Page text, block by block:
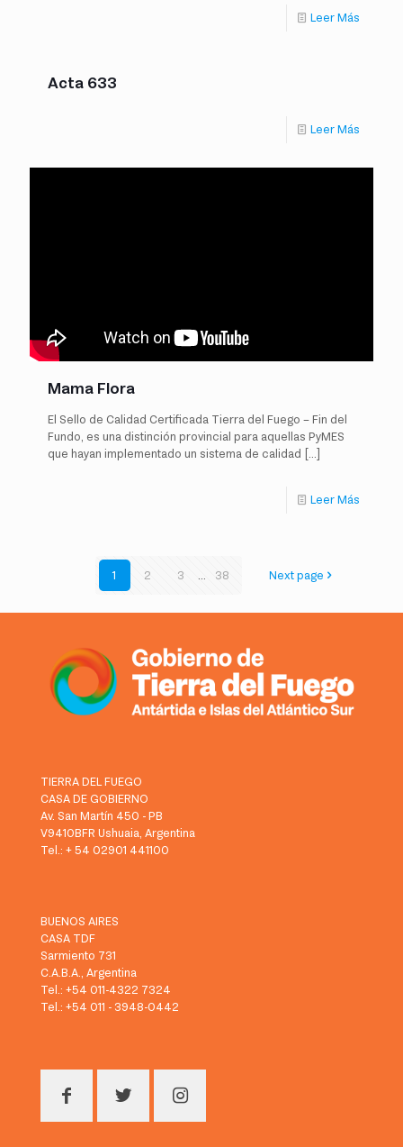
Leer Más
Acta 633
Leer Más
Mama Flora
El Sello de Calidad Certificada Tierra del Fuego – Fin del
Fundo, es una distinción provincial para aquellas PyMES
que hayan implementado un sistema de calidad
Leer Más
1 2 3 38 Next page
TIERRA DEL FUEGO
CASA DE GOBIERNO
Av. San Martín 450 - PB
V9410BFR Ushuaia, Argentina
Tel.: + 54 02901 441100
BUENOS AIRES
CASA TDF
Sarmiento 731
C.A.B.A., Argentina
Tel.: +54 011-4322 7324
Tel.: +54 011 - 3948-0442